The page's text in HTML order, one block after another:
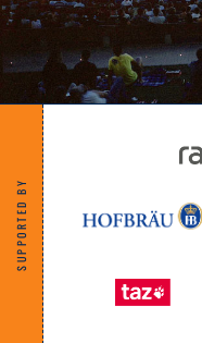
SUPPORTED BY